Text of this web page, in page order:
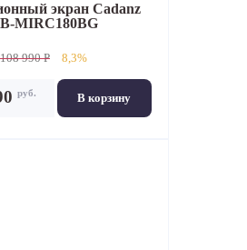
экран Cadanz
MIRC180BG
108 990 P 8,3%
В корзину
руб.